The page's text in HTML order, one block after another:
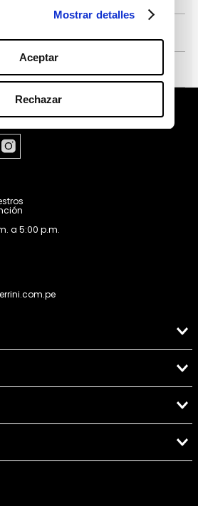
Mostrar detalles
Aceptar
Rechazar
a 5:00 p.m.